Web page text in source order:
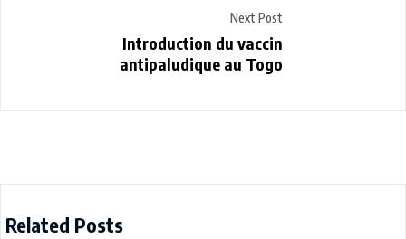
Next Post
Introduction du vaccin
antipaludique au Togo
Related Posts